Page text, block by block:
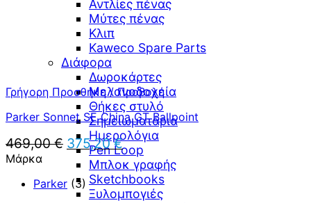
Αντλίες πένας
Μύτες πένας
Κλιπ
Kaweco Spare Parts
Διάφορα
Δωροκάρτες
Μελανοδοχεία
Θήκες στυλό
Σημειωματάρια
Ημερολόγια
Pen Loop
Μπλοκ γραφής
Sketchbooks
Ξυλομπογιές
Γρήγορη Προσθήκη / Προβολή
Parker Sonnet SE China GT Ballpoint
469,00€ Original
price
was:
469,00 €.
375,20€Η
τρέχουσα
τιμή
είναι:
375,20 €.
Μάρκα
Parker (3)